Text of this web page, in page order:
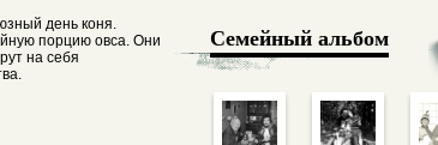
день коня.
порцию овса. Они
на себя
Семейный альбом